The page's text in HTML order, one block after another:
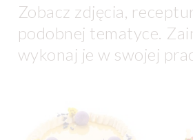
Zobacz zdjęcia,
podobnej tematyce.
wykonaj je w swojej